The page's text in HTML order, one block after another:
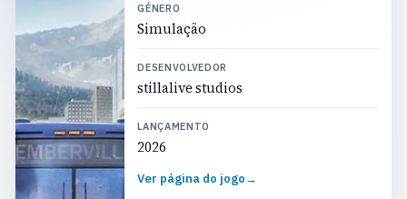
GÉNERO
Simulação
DESENVOLVEDOR
stillalive studios
LANÇAMENTO
2026
Ver página do jogo→